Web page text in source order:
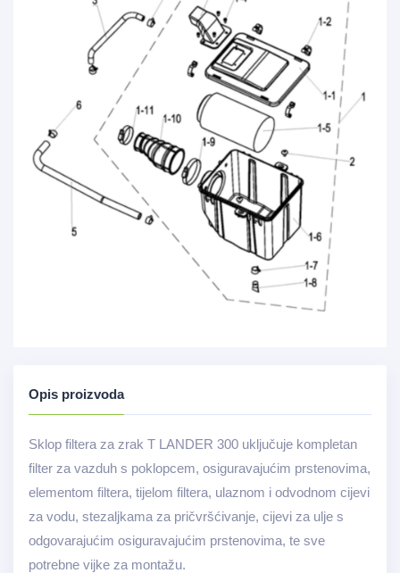
Opis proizvoda
Sklop filtera za zrak T LANDER 300 uključuje kompletan
filter za vazduh s poklopcem, osiguravajućim prstenovima,
elementom filtera, tijelom filtera, ulaznom i odvodnom cijevi
za vodu, stezaljkama za pričvršćivanje, cijevi za ulje s
odgovarajućim osiguravajućim prstenovima, te sve
potrebne vijke za montažu.